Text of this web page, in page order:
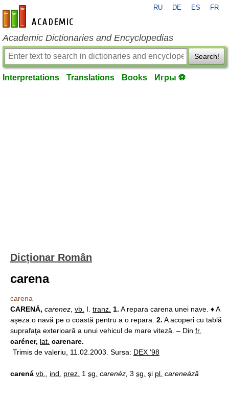
en-academic.com
RU DE ES FR
Academic Dictionaries and Encyclopedias
Search!
Interpretations Translations Books Игры ⚽
Dicționar Român
carena
carena
CARENÁ, carenez vb. I. tranz. 1. A repara carena unei nave. ♦ A
aşeza o navă pe o coastă pentru a o repara. 2. A acoperi cu tablă
suprafaţa exterioară a unui vehicul de mare viteză. – Din fr.
caréner, lat. carenare.
Trimis de valeriu, 11.02.2003. Sursa: DEX '98
carená vb. ind. prez. 1 sg. carenéz, 3 sg. şi pl. careneáză